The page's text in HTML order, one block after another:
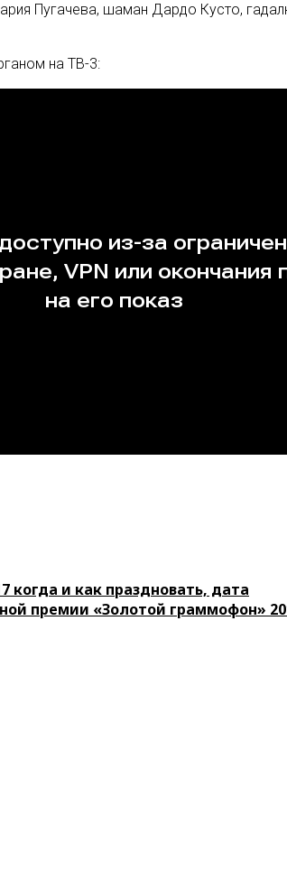
Пугачева, шаман Дардо Кусто,
на ТВ-3:
когда и как праздновать, дата
премии «Золотой граммофон»